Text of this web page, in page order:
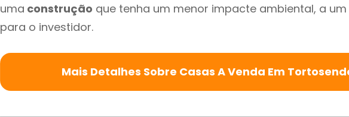
uma construção que tenha um menor impacte ambiental, a
para o investidor.
Mais Detalhes Sobre Casas A Venda Em